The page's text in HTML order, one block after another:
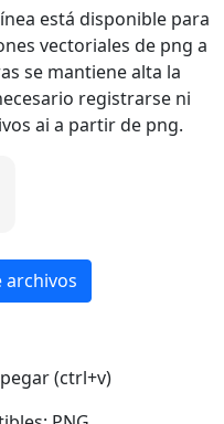
está disponible para
vectoriales de png a
se mantiene alta la
registrarse ni
ai a partir de png.
archivos
(ctrl+v)